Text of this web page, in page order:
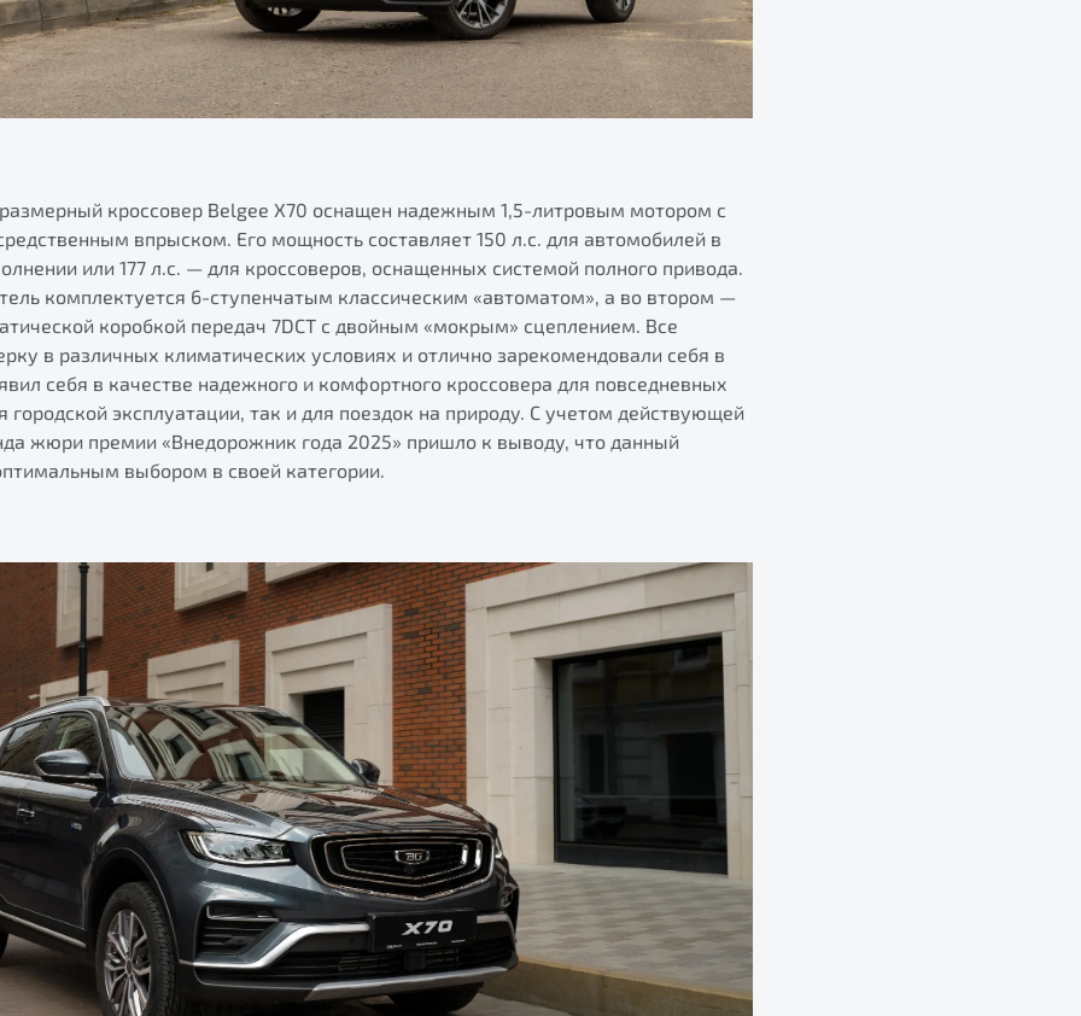
кроссовер Belgee X70 оснащен надежным 1,5-литровым мотором с
впрыском. Его мощность составляет 150 л.с. для автомобилей в
или 177 л.с. — для кроссоверов, оснащенных системой полного привода.
комплектуется 6-ступенчатым классическим «автоматом», а во втором —
коробкой передач 7DCT с двойным «мокрым» сцеплением. Все
в различных климатических условиях и отлично зарекомендовали себя в
себя в качестве надежного и комфортного кроссовера для повседневных
городской эксплуатации, так и для поездок на природу. С учетом действующей
жюри премии «Внедорожник года 2025» пришло к выводу, что данный
выбором в своей категории.